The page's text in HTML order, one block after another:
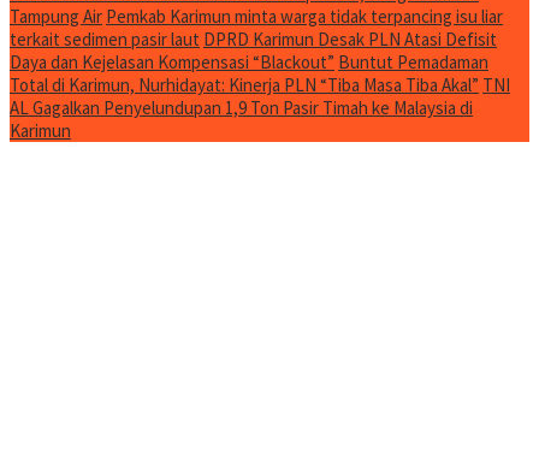
Tampung Air Pemkab Karimun minta warga tidak terpancing isu liar
terkait sedimen pasir laut DPRD Karimun Desak PLN Atasi Defisit
Daya dan Kejelasan Kompensasi “Blackout” Buntut Pemadaman
Total di Karimun, Nurhidayat: Kinerja PLN “Tiba Masa Tiba Akal” TNI
AL Gagalkan Penyelundupan 1,9 Ton Pasir Timah ke Malaysia di
Karimun